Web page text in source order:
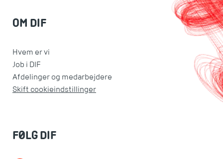
OM DIF
Hvem er vi
Job i DIF
Afdelinger og medarbejdere
Skift cookieindstillinger
FØLG DIF